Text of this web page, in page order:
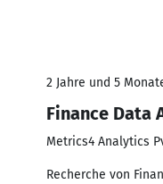
2 Jahre und 5
Finance Data
Metrics4 Analytics
Recherche von